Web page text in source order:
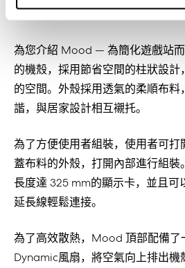
為您介紹 Mood — 為簡化遊戲站
的機殼，採用節省空間的柱狀設計
的空間。外殼採用透氣的柔順布料
諧，與居家設計相互襯托。
為了方便使用者組裝，使用者可打
蓋布料的外殼，打開內部進行組
長度達 325 mm的顯示卡，並且可
延長線輕鬆連接。
為了高效散熱，Mood 頂部配備了
Dynamic風扇，將空氣向上排出機